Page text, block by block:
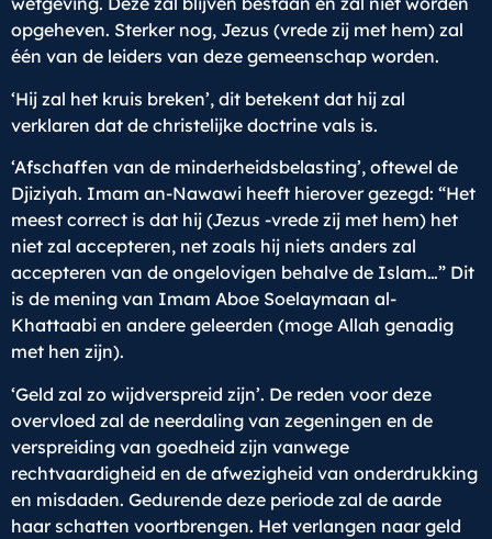
opgeheven. Sterker nog, Jezus (vrede zij met hem) zal
één van de leiders van deze gemeenschap worden.
‘Hij zal het kruis breken’, dit betekent dat hij zal
verklaren dat de christelijke doctrine vals is.
‘Afschaffen van de minderheidsbelasting’, oftewel de
Djiziyah. Imam an-Nawawi heeft hierover gezegd: “Het
meest correct is dat hij (Jezus -vrede zij met hem) het
niet zal accepteren, net zoals hij niets anders zal
accepteren van de ongelovigen behalve de Islam…” Dit
is de mening van Imam Aboe Soelaymaan al-
Khattaabi en andere geleerden (moge Allah genadig
met hen zijn).
‘Geld zal zo wijdverspreid zijn’. De reden voor deze
overvloed zal de neerdaling van zegeningen en de
verspreiding van goedheid zijn vanwege
rechtvaardigheid en de afwezigheid van onderdrukking
en misdaden. Gedurende deze periode zal de aarde
haar schatten voortbrengen. Het verlangen naar geld